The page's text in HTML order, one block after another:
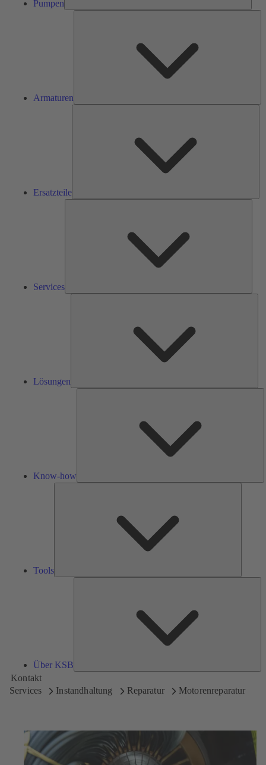
Pumpen
Armaturen
Ersatzteile
Services
Lösungen
Know-how
Tools
Über KSB
Kontakt
Services
Instandhaltung Reparatur Motorenreparatur